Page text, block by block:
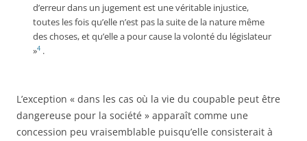
d’erreur dans un jugement est une véritable injustice,
toutes les fois qu’elle n’est pas la suite de la nature même
des choses, et qu’elle a pour cause la volonté du législateur
»4 .
L’exception « dans les cas où la vie du coupable peut être
dangereuse pour la société » apparaît comme une
concession peu vraisemblable puisqu’elle consisterait à